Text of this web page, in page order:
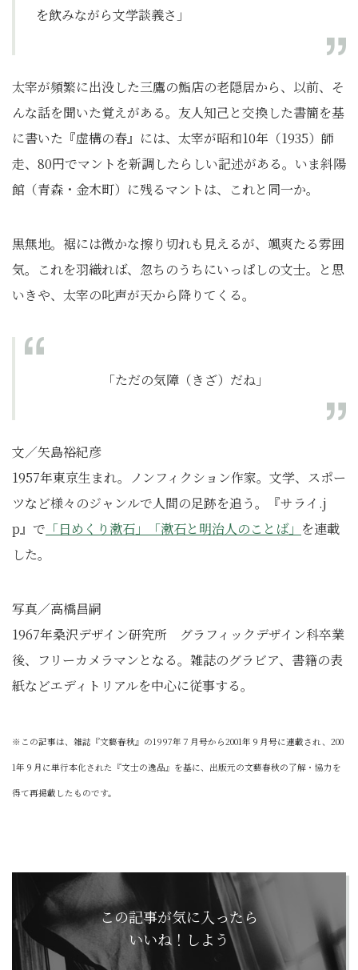
を飲みながら文学談義さ」
太宰が頻繁に出没した三鷹の鮨店の老隠居から、以前、そ
んな話を聞いた覚えがある。友人知己と交換した書簡を基
に書いた『虚構の春』には、太宰が昭和10年（1935）師
走、80円でマントを新調したらしい記述がある。いま斜陽
館（青森・金木町）に残るマントは、これと同一か。
黒無地。裾には微かな擦り切れも見えるが、颯爽たる雰囲
気。これを羽織れば、忽ちのうちにいっぱしの文士。と思
いきや、太宰の叱声が天から降りてくる。
「ただの気障（きざ）だね」
文／矢島裕紀彦
1957年東京生まれ。ノンフィクション作家。文学、スポー
ツなど様々のジャンルで人間の足跡を追う。『サライ.j
p』で 「日めくり漱石」「漱石と明治人のことば」 を連載
した。
写真／高橋昌嗣
1967年桑沢デザイン研究所 グラフィックデザイン科卒業
後、フリーカメラマンとなる。雑誌のグラビア、書籍の表
紙などエディトリアルを中心に従事する。
※この記事は、雑誌『文藝春秋』の1997年７月号から2001年９月号に連載され、200
1年９月に単行本化された『文士の逸品』を基に、出版元の文藝春秋の了解・協力を
得て再掲載したものです。
この記事が気に入ったら
いいね！しよう